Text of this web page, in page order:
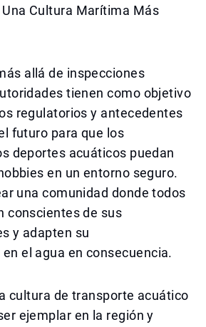
Cultura Marítima Más
allá de inspecciones
tienen como objetivo
regulatorios y antecedentes
futuro para que los
deportes acuáticos puedan
en un entorno seguro.
una comunidad donde todos
conscientes de sus
y adapten su
el agua en consecuencia.
cultura de transporte acuático
ejemplar en la región y